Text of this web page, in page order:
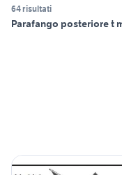
64 risultati
Parafango posteriore t